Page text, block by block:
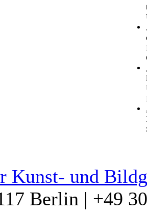
Kunst- und
Berlin | +49